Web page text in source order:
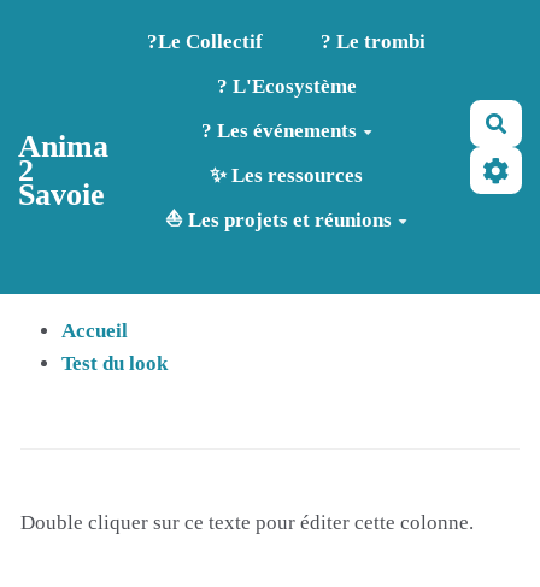
Aller au contenu principal
Anima
2
Savoie
?️Le Collectif
? Le trombi
? L'Ecosystème
? Les événements
✨ Les ressources
⛵ Les projets et réunions
Accueil
Test du look
Double cliquer sur ce texte pour éditer cette colonne.